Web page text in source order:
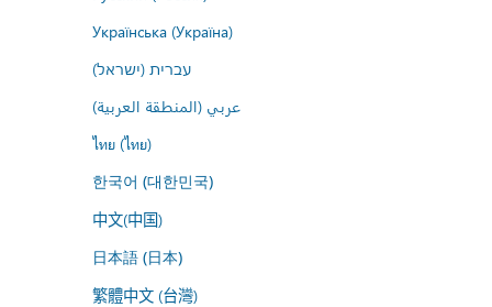
Українська (Україна)
עברית (ישראל)
عربي (المنطقة العربية)
ไทย (ไทย)
한국어 (대한민국)
中文(中国)
日本語 (日本)
繁體中文 (台灣)